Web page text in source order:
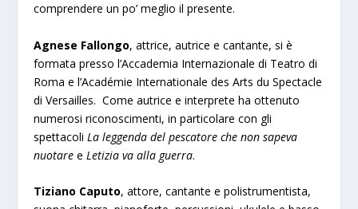
comprendere un po’ meglio il presente.
Agnese Fallongo, attrice, autrice e cantante, si è
formata presso l’Accademia Internazionale di Teatro di
Roma e l’Académie Internationale des Arts du Spectacle
di Versailles. Come autrice e interprete ha ottenuto
numerosi riconoscimenti, in particolare con gli
spettacoli La leggenda del pescatore che non sapeva
nuotare e Letizia va alla guerra.
Tiziano Caputo, attore, cantante e polistrumentista,